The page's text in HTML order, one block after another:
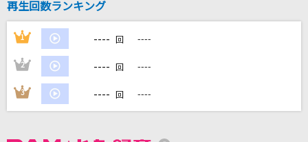
再生回数ランキング
1 ---- 回 ----
2 ---- 回 ----
3 ---- 回 ----